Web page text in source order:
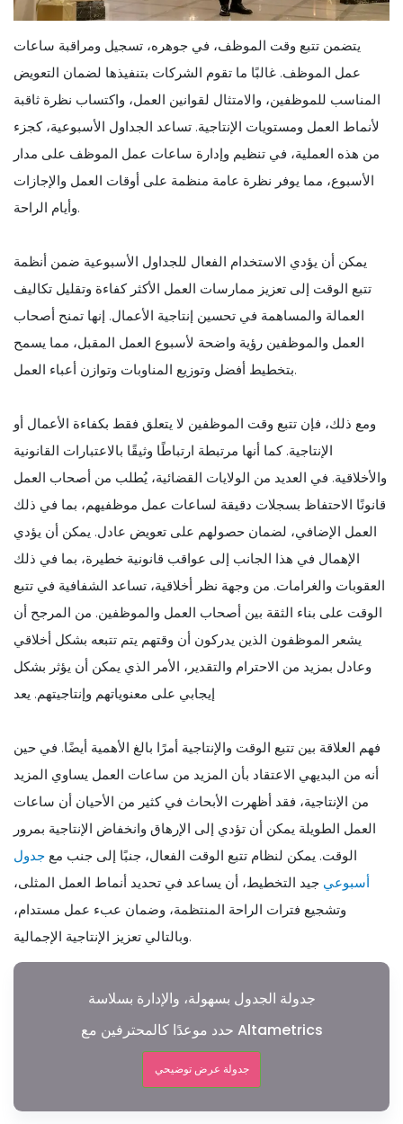
يتضمن تتبع وقت الموظف، في جوهره، تسجيل ومراقبة ساعات
عمل الموظف. غالبًا ما تقوم الشركات بتنفيذها لضمان التعويض
المناسب للموظفين، والامتثال لقوانين العمل، واكتساب نظرة ثاقبة
لأنماط العمل ومستويات الإنتاجية. تساعد الجداول الأسبوعية، كجزء
من هذه العملية، في تنظيم وإدارة ساعات عمل الموظف على مدار
الأسبوع، مما يوفر نظرة عامة منظمة على أوقات العمل والإجازات
وأيام الراحة.
يمكن أن يؤدي الاستخدام الفعال للجداول الأسبوعية ضمن أنظمة
تتبع الوقت إلى تعزيز ممارسات العمل الأكثر كفاءة وتقليل تكاليف
العمالة والمساهمة في تحسين إنتاجية الأعمال. إنها تمنح أصحاب
العمل والموظفين رؤية واضحة لأسبوع العمل المقبل، مما يسمح
بتخطيط أفضل وتوزيع المناوبات وتوازن أعباء العمل.
ومع ذلك، فإن تتبع وقت الموظفين لا يتعلق فقط بكفاءة الأعمال أو
الإنتاجية. كما أنها مرتبطة ارتباطًا وثيقًا بالاعتبارات القانونية
والأخلاقية. في العديد من الولايات القضائية، يُطلب من أصحاب العمل
قانونًا الاحتفاظ بسجلات دقيقة لساعات عمل موظفيهم، بما في ذلك
العمل الإضافي، لضمان حصولهم على تعويض عادل. يمكن أن يؤدي
الإهمال في هذا الجانب إلى عواقب قانونية خطيرة، بما في ذلك
العقوبات والغرامات. من وجهة نظر أخلاقية، تساعد الشفافية في تتبع
الوقت على بناء الثقة بين أصحاب العمل والموظفين. من المرجح أن
يشعر الموظفون الذين يدركون أن وقتهم يتم تتبعه بشكل أخلاقي
وعادل بمزيد من الاحترام والتقدير، الأمر الذي يمكن أن يؤثر بشكل
إيجابي على معنوياتهم وإنتاجيتهم. يعد
فهم العلاقة بين تتبع الوقت والإنتاجية أمرًا بالغ الأهمية أيضًا. في حين
أنه من البديهي الاعتقاد بأن المزيد من ساعات العمل يساوي المزيد
من الإنتاجية، فقد أظهرت الأبحاث في كثير من الأحيان أن ساعات
العمل الطويلة يمكن أن تؤدي إلى الإرهاق وانخفاض الإنتاجية بمرور
الوقت. يمكن لنظام تتبع الوقت الفعال، جنبًا إلى جنب مع جدول
أسبوعي جيد التخطيط، أن يساعد في تحديد أنماط العمل المثلى،
وتشجيع فترات الراحة المنتظمة، وضمان عبء عمل مستدام،
وبالتالي تعزيز الإنتاجية الإجمالية.
جدولة الجدول بسهولة، والإدارة بسلاسة
حدد موعدًا كالمحترفين مع Altametrics
جدولة عرض توضيحي